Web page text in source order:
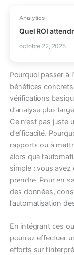
Analytics
octobre 22, 2025
Pourquoi passer à
bénéfices
vérifications
d’analyse plus
Ce n’est pas juste
d’efficacité.
rapports ou à
alors que
simple : vous avez
prendre. Pour en
des données,
l’automatisation
En intégrant ces
pourrez effectuer
efforts sur